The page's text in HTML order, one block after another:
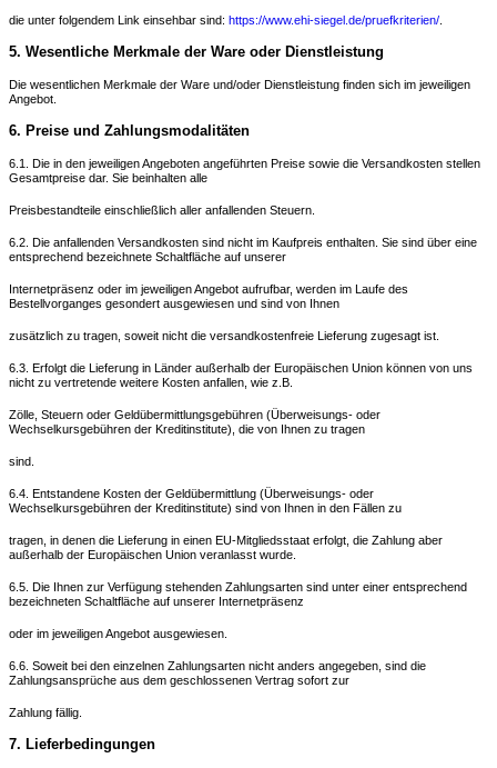
die unter folgendem Link einsehbar sind: https://www.ehi-siegel.de/pruefkriterien/
5. Wesentliche Merkmale der Ware oder Dienstleistung
Die wesentlichen Merkmale der Ware und/oder Dienstleistung finden sich im jeweiligen
Angebot.
6. Preise und Zahlungsmodalitäten
6.1. Die in den jeweiligen Angeboten angeführten Preise sowie die Versandkosten stellen
Gesamtpreise dar. Sie beinhalten alle
Preisbestandteile einschließlich aller anfallenden Steuern.
6.2. Die anfallenden Versandkosten sind nicht im Kaufpreis enthalten. Sie sind über eine
entsprechend bezeichnete Schaltfläche auf unserer
Internetpräsenz oder im jeweiligen Angebot aufrufbar, werden im Laufe des
Bestellvorganges gesondert ausgewiesen und sind von Ihnen
zusätzlich zu tragen, soweit nicht die versandkostenfreie Lieferung zugesagt ist.
6.3. Erfolgt die Lieferung in Länder außerhalb der Europäischen Union können von uns
nicht zu vertretende weitere Kosten anfallen, wie z.B.
Zölle, Steuern oder Geldübermittlungsgebühren (Überweisungs- oder
Wechselkursgebühren der Kreditinstitute), die von Ihnen zu tragen
sind.
6.4. Entstandene Kosten der Geldübermittlung (Überweisungs- oder
Wechselkursgebühren der Kreditinstitute) sind von Ihnen in den Fällen zu
tragen, in denen die Lieferung in einen EU-Mitgliedsstaat erfolgt, die Zahlung aber
außerhalb der Europäischen Union veranlasst wurde.
6.5. Die Ihnen zur Verfügung stehenden Zahlungsarten sind unter einer entsprechend
bezeichneten Schaltfläche auf unserer Internetpräsenz
oder im jeweiligen Angebot ausgewiesen.
6.6. Soweit bei den einzelnen Zahlungsarten nicht anders angegeben, sind die
Zahlungsansprüche aus dem geschlossenen Vertrag sofort zur
Zahlung fällig.
7. Lieferbedingungen